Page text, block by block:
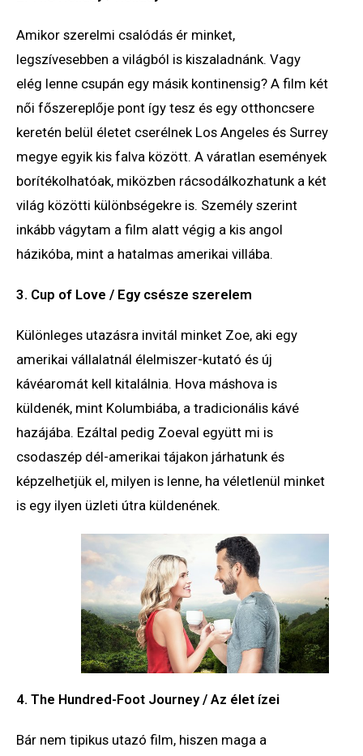
Amikor szerelmi csalódás ér minket,
legszívesebben a világból is kiszaladnánk. Vagy
elég lenne csupán egy másik kontinensig? A film két
női főszereplője pont így tesz és egy otthoncsere
keretén belül életet cserélnek Los Angeles és Surrey
megye egyik kis falva között. A váratlan események
borítékolhatóak, miközben rácsodálkozhatunk a két
világ közötti különbségekre is. Személy szerint
inkább vágytam a film alatt végig a kis angol
házikóba, mint a hatalmas amerikai villába.
3. Cup of Love / Egy csésze szerelem
Különleges utazásra invitál minket Zoe, aki egy
amerikai vállalatnál élelmiszer-kutató és új
kávéaromát kell kitalálnia. Hova máshova is
küldenék, mint Kolumbiába, a tradicionális kávé
hazájába. Ezáltal pedig Zoeval együtt mi is
csodaszép dél-amerikai tájakon járhatunk és
képzelhetjük el, milyen is lenne, ha véletlenül minket
is egy ilyen üzleti útra küldenének.
4. The Hundred-Foot Journey / Az élet ízei
Bár nem tipikus utazó film, hiszen maga a